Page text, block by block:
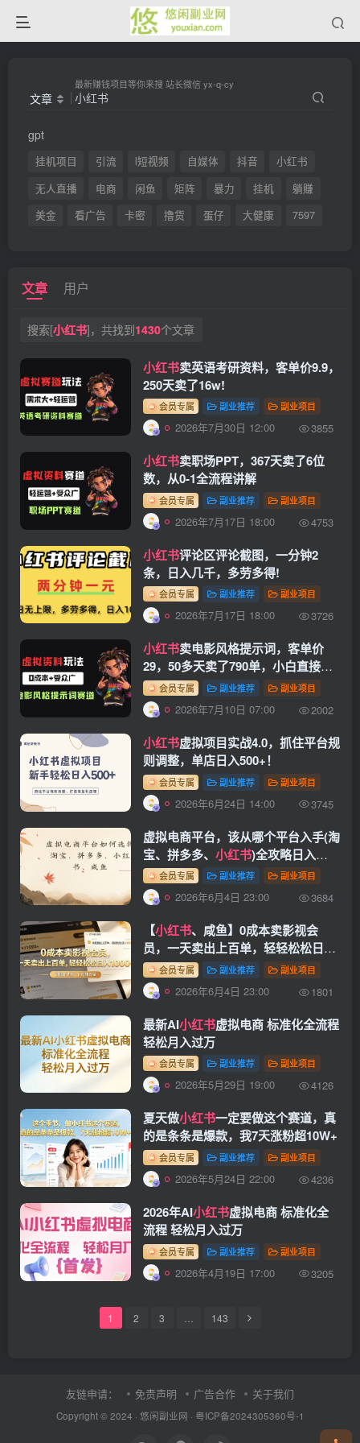
文章
最新赚钱项目等你来搜 站长微信 yx-q-cy
gpt
挂机项目 引流 l短视频 自媒体 抖音
小红书
无人直播
电商 闲鱼 矩阵 暴力 挂机
躺赚
美金
看广告 卡密 撸货 蛋仔 大健康 7597
文章 用户
搜索[小红书]，共找到1430个文章
小红书卖英语考研资料，客单价9.9，
250天卖了16w!
会员专属 副业推荐 副业项目
2026年7月30日 12:00 3855
小红书卖职场PPT，367天卖了6位
数，从0-1全流程讲解
会员专属 副业推荐 副业项目
2026年7月17日 18:00 4753
小红书评论区评论截图，一分钟2
条，日入几千，多劳多得!
会员专属 副业推荐 副业项目
2026年7月17日 18:00 3726
小红书卖电影风格提示词，客单价
29，50多天卖了790单，小白直接抄
作业！
会员专属 副业推荐 副业项目
2026年7月10日 07:00 2002
小红书虚拟项目实战4.0，抓住平台规
则调整，单店日入500+！
会员专属 副业推荐 副业项目
2026年6月24日 14:00 3745
虚拟电商平台，该从哪个平台入手(淘
宝、拼多多、 小红书)全攻略日入
1000！
会员专属 副业推荐 副业项目
2026年6月4日 23:00 3684
【小红书、咸鱼】0成本卖影视会
员，一天卖出上百单，轻轻松松日入
1000+会员专属 副业推荐 副业项目
2026年6月4日 23:00 1801
最新AI小红书虚拟电商 标准化全流程
轻松月入过万
会员专属 副业推荐 副业项目
2026年5月29日 19:00 4126
夏天做小红书一定要做这个赛道，真
的是条条是爆款，我7天涨粉超10W+
会员专属 副业推荐 副业项目
2026年5月24日 22:00 4236
2026年AI小红书虚拟电商 标准化全
流程 轻松月入过万
会员专属 副业推荐 副业项目
2026年4月19日 17:00 3205
1 2 3 143
友链申请： 免责声明 广告合作 关于我们
Copyright © 2024 · 悠闲副业网 · 粤ICP备2024305360号-1